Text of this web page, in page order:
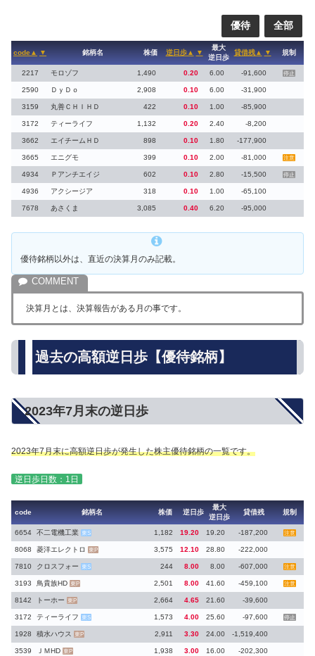
優待 全部
code▲ ▼ 銘柄名 株価 逆日歩▲ ▼
最大
逆日歩
貸借残▲ ▼ 規制
2217 モロゾフ 1,490 0.20 6.00 -91,600 停止
2590 ＤｙＤｏ 2,908 0.10 6.00 -31,900
3159 丸善ＣＨＩＨＤ 422 0.10 1.00 -85,900
3172 ティーライフ 1,132 0.20 2.40 -8,200
3662 エイチームＨＤ 898 0.10 1.80 -177,900
3665 エニグモ 399 0.10 2.00 -81,000 注意
4934 Ｐアンチエイジ 602 0.10 2.80 -15,500 停止
4936 アクシージア 318 0.10 1.00 -65,100
7678 あさくま 3,085 0.40 6.20 -95,000
優待銘柄以外は、直近の決算月のみ記載。
決算月とは、決算報告がある月の事です。
過去の高額逆日歩【優待銘柄】
2023年7月末の逆日歩
2023年7月末に高額逆日歩が発生した株主優待銘柄の一覧です。
逆日歩日数：1日
code 銘柄名 株価 逆日歩
最大
逆日歩
貸借残 規制
6654 不二電機工業 東S 1,182 19.20 19.20 -187,200 注意
8068 菱洋エレクトロ 東P 3,575 12.10 28.80 -222,000
7810 クロスフォー 東S 244 8.00 8.00 -607,000 注意
3193 鳥貴族HD 東P 2,501 8.00 41.60 -459,100 注意
8142 トーホー 東P 2,664 4.65 21.60 -39,600
3172 ティーライフ 東S 1,573 4.00 25.60 -97,600 停止
1928 積水ハウス 東P 2,911 3.30 24.00 -1,519,400
3539 ＪＭHD 東P 1,938 3.00 16.00 -202,300